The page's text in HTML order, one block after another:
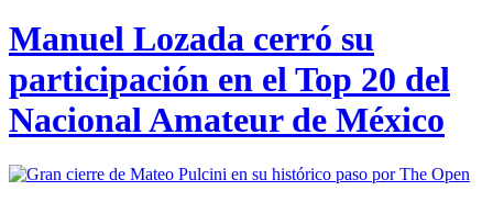
Manuel Lozada cerró su
participación en el Top 20 del
Nacional Amateur de México